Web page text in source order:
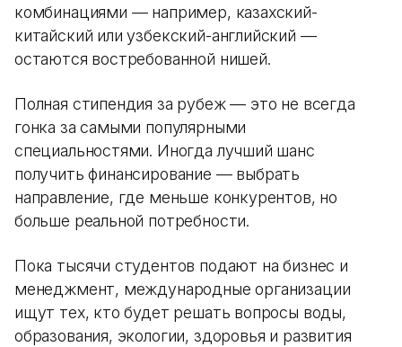
комбинациями — например, казахский-
китайский или узбекский-английский —
остаются востребованной нишей.
Полная стипендия за рубеж — это не всегда
гонка за самыми популярными
специальностями. Иногда лучший шанс
получить финансирование — выбрать
направление, где меньше конкурентов, но
больше реальной потребности.
Пока тысячи студентов подают на бизнес и
менеджмент, международные организации
ищут тех, кто будет решать вопросы воды,
образования, экологии, здоровья и развития